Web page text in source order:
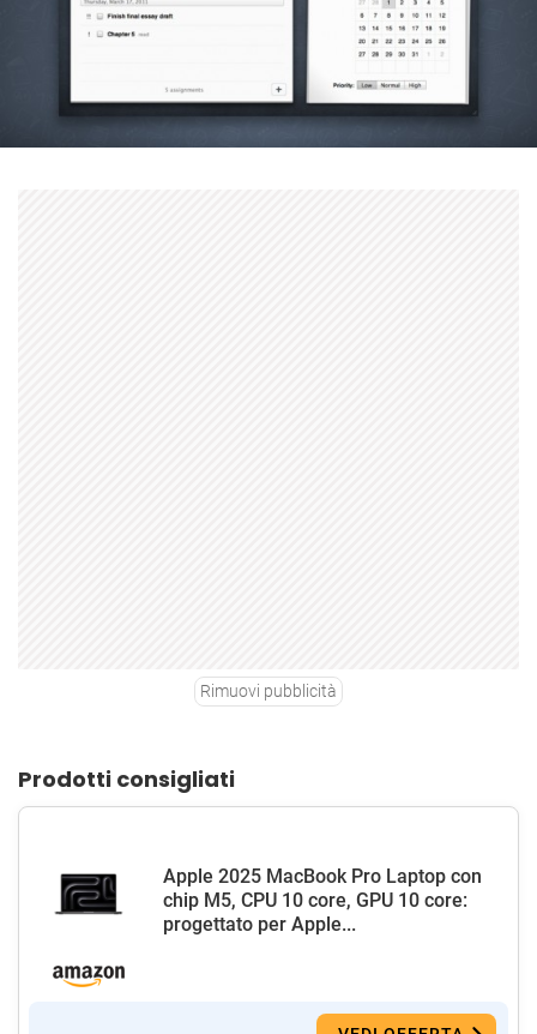
Rimuovi pubblicità
Prodotti consigliati
Apple 2025 MacBook Pro Laptop con
chip M5, CPU 10 core, GPU 10 core:
progettato per Apple...